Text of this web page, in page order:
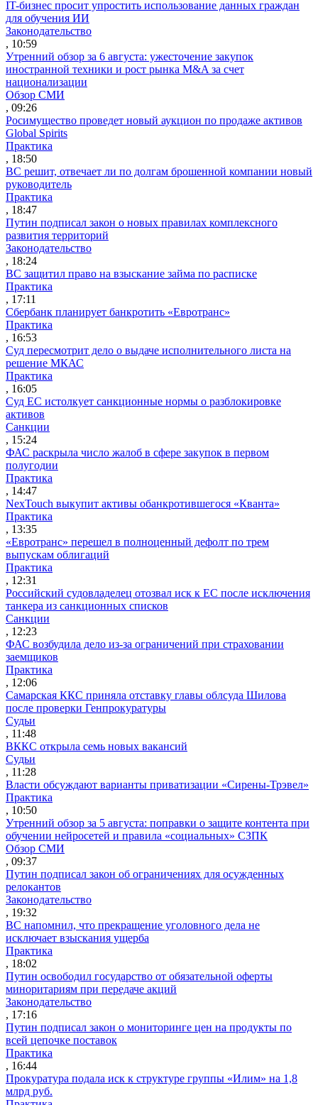
IT-бизнес просит упростить использование данных граждан
для обучения ИИ
Законодательство
, 10:59
Утренний обзор за 6 августа: ужесточение закупок
иностранной техники и рост рынка M&A за счет
национализации
Обзор СМИ
, 09:26
Росимущество проведет новый аукцион по продаже активов
Global Spirits
Практика
, 18:50
ВС решит, отвечает ли по долгам брошенной компании новый
руководитель
Практика
, 18:47
Путин подписал закон о новых правилах комплексного
развития территорий
Законодательство
, 18:24
ВС защитил право на взыскание займа по расписке
Практика
, 17:11
Сбербанк планирует банкротить «Евротранс»
Практика
, 16:53
Суд пересмотрит дело о выдаче исполнительного листа на
решение МКАС
Практика
, 16:05
Суд ЕС истолкует санкционные нормы о разблокировке
активов
Санкции
, 15:24
ФАС раскрыла число жалоб в сфере закупок в первом
полугодии
Практика
, 14:47
NexTouch выкупит активы обанкротившегося «Кванта»
Практика
, 13:35
«Евротранс» перешел в полноценный дефолт по трем
выпускам облигаций
Практика
, 12:31
Российский судовладелец отозвал иск к ЕС после исключения
танкера из санкционных списков
Санкции
, 12:23
ФАС возбудила дело из-за ограничений при страховании
заемщиков
Практика
, 12:06
Самарская ККС приняла отставку главы облсуда Шилова
после проверки Генпрокуратуры
Судьи
, 11:48
ВККС открыла семь новых вакансий
Судьи
, 11:28
Власти обсуждают варианты приватизации «Сирены-Трэвел»
Практика
, 10:50
Утренний обзор за 5 августа: поправки о защите контента при
обучении нейросетей и правила «социальных» СЗПК
Обзор СМИ
, 09:37
Путин подписал закон об ограничениях для осужденных
релокантов
Законодательство
, 19:32
ВС напомнил, что прекращение уголовного дела не
исключает взыскания ущерба
Практика
, 18:02
Путин освободил государство от обязательной оферты
миноритариям при передаче акций
Законодательство
, 17:16
Путин подписал закон о мониторинге цен на продукты по
всей цепочке поставок
Практика
, 16:44
Прокуратура подала иск к структуре группы «Илим» на 1,8
млрд руб.